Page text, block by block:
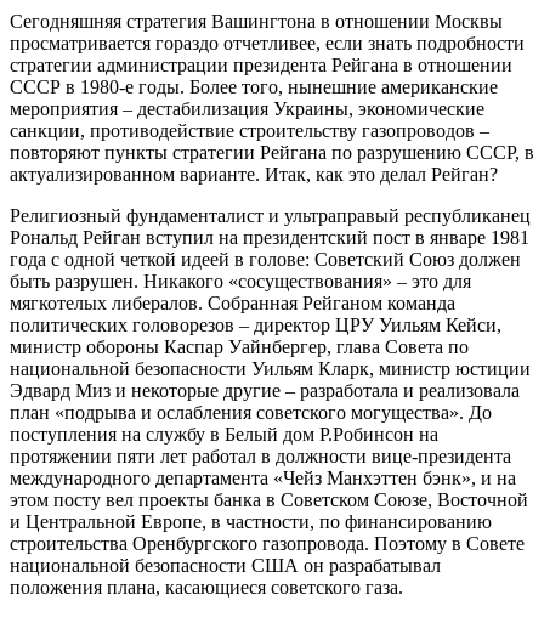
Сегодняшняя стратегия Вашингтона в отношении Москвы
просматривается гораздо отчетливее, если знать подробности
стратегии администрации президента Рейгана в отношении
СССР в 1980-е годы. Более того, нынешние американские
мероприятия – дестабилизация Украины, экономические
санкции, противодействие строительству газопроводов –
повторяют пункты стратегии Рейгана по разрушению СССР, в
актуализированном варианте. Итак, как это делал Рейган?
Религиозный фундаменталист и ультраправый республиканец
Рональд Рейган вступил на президентский пост в январе 1981
года с одной четкой идеей в голове: Советский Союз должен
быть разрушен. Никакого «сосуществования» – это для
мягкотелых либералов. Собранная Рейганом команда
политических головорезов – директор ЦРУ Уильям Кейси,
министр обороны Каспар Уайнбергер, глава Совета по
национальной безопасности Уильям Кларк, министр юстиции
Эдвард Миз и некоторые другие – разработала и реализовала
план «подрыва и ослабления советского могущества». До
поступления на службу в Белый дом Р.Робинсон на
протяжении пяти лет работал в должности вице-президента
международного департамента «Чейз Манхэттен бэнк», и на
этом посту вел проекты банка в Советском Союзе, Восточной
и Центральной Европе, в частности, по финансированию
строительства Оренбургского газопровода. Поэтому в Совете
национальной безопасности США он разрабатывал
положения плана, касающиеся советского газа.